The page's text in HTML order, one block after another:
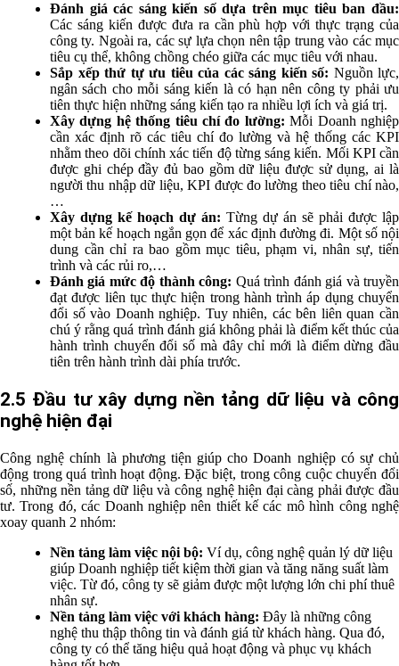
Đánh giá các sáng kiến số dựa trên mục tiêu ban đầu:
Các sáng kiến được đưa ra cần phù hợp với thực trạng của
công ty. Ngoài ra, các sự lựa chọn ​​nên tập trung vào các mục
tiêu cụ thể, không chồng chéo giữa các mục tiêu với nhau.
Sắp xếp thứ tự ưu tiêu của các sáng kiến số: Nguồn lực,
ngân sách cho mỗi sáng kiến là có hạn nên công ty phải ưu
tiên thực hiện những sáng kiến tạo ra nhiều lợi ích và giá trị.
Xây dựng hệ thống tiêu chí đo lường: Mỗi Doanh nghiệp
cần xác định rõ các tiêu chí đo lường và hệ thống các KPI
nhằm theo dõi chính xác tiến độ từng sáng kiến. Mối KPI cần
được ghi chép đầy đủ bao gồm dữ liệu được sử dụng, ai là
người thu nhập dữ liệu, KPI được đo lường theo tiêu chí nào,
…
Xây dựng kế hoạch dự án: Từng dự án sẽ phải được lập
một bản kế hoạch ngắn gọn để xác định đường đi. Một số nội
dung cần chỉ ra bao gồm mục tiêu, phạm vi, nhân sự, tiến
trình và các rủi ro,…
Đánh giá mức độ thành công: Quá trình đánh giá và truyền
đạt được liên tục thực hiện trong hành trình áp dụng chuyển
đổi số vào Doanh nghiệp. Tuy nhiên, các bên liên quan cần
chú ý rằng quá trình đánh giá không phải là điểm kết thúc của
hành trình chuyển đổi số mà đây chỉ mới là điểm dừng đầu
tiên trên hành trình dài phía trước.
2.5 Đầu tư xây dựng nền tảng dữ liệu và công
nghệ hiện đại
Công nghệ chính là phương tiện giúp cho Doanh nghiệp có sự chủ
động trong quá trình hoạt động. Đặc biệt, trong công cuộc chuyển đổi
số, những nền tảng dữ liệu và công nghệ hiện đại càng phải được đầu
tư. Trong đó, các Doanh nghiệp nên thiết kế các mô hình công nghệ
xoay quanh 2 nhóm:
Nền tảng làm việc nội bộ: Ví dụ, công nghệ quản lý dữ liệu
giúp Doanh nghiệp tiết kiệm thời gian và tăng năng suất làm
việc. Từ đó, công ty sẽ giảm được một lượng lớn chi phí thuê
nhân sự.
Nền tảng làm việc với khách hàng: Đây là những công
nghệ thu thập thông tin và đánh giá từ khách hàng. Qua đó,
công ty có thể tăng hiệu quả hoạt động và phục vụ khách